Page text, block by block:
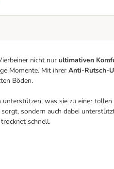
nicht nur ultimativen
Momente. Mit ihrer Anti-Rutsch-
Böden.
was sie zu einer
sondern auch dabei
schnell.